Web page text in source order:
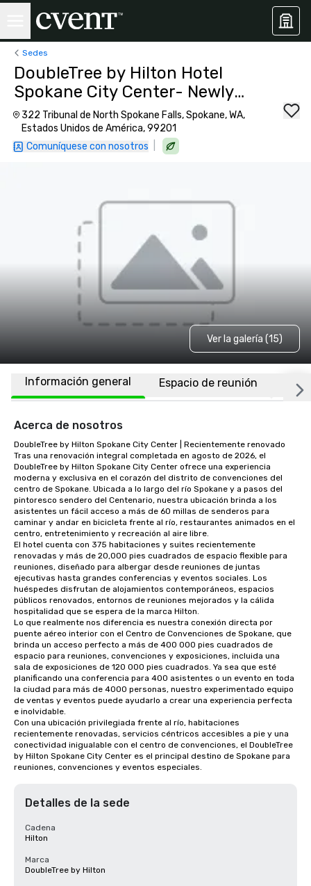
Sedes
DoubleTree by Hilton Hotel
Spokane City Center- Newly
Renovated
322 Tribunal de North Spokane Falls, Spokane, WA,
Estados Unidos de América, 99201
Comuníquese con nosotros
Ver la galería (15)
Información general Espacio de reunión
Acerca de nosotros
DoubleTree by Hilton Spokane City Center | Recientemente renovado
Tras una renovación integral completada en agosto de 2026, el
DoubleTree by Hilton Spokane City Center ofrece una experiencia
moderna y exclusiva en el corazón del distrito de convenciones del
centro de Spokane. Ubicada a lo largo del río Spokane y a pasos del
pintoresco sendero del Centenario, nuestra ubicación brinda a los
asistentes un fácil acceso a más de 60 millas de senderos para
caminar y andar en bicicleta frente al río, restaurantes animados en el
centro, entretenimiento y recreación al aire libre.
El hotel cuenta con 375 habitaciones y suites recientemente
renovadas y más de 20,000 pies cuadrados de espacio flexible para
reuniones, diseñado para albergar desde reuniones de juntas
ejecutivas hasta grandes conferencias y eventos sociales. Los
huéspedes disfrutan de alojamientos contemporáneos, espacios
públicos renovados, entornos de reuniones mejorados y la cálida
hospitalidad que se espera de la marca Hilton.
Lo que realmente nos diferencia es nuestra conexión directa por
puente aéreo interior con el Centro de Convenciones de Spokane, que
brinda un acceso perfecto a más de 400 000 pies cuadrados de
espacio para reuniones, convenciones y exposiciones, incluida una
sala de exposiciones de 120 000 pies cuadrados. Ya sea que esté
planificando una conferencia para 400 asistentes o un evento en toda
la ciudad para más de 4000 personas, nuestro experimentado equipo
de ventas y eventos puede ayudarlo a crear una experiencia perfecta
e inolvidable.
Con una ubicación privilegiada frente al río, habitaciones
recientemente renovadas, servicios céntricos accesibles a pie y una
conectividad inigualable con el centro de convenciones, el DoubleTree
by Hilton Spokane City Center es el principal destino de Spokane para
reuniones, convenciones y eventos especiales.
Detalles de la sede
Cadena
Hilton
Marca
DoubleTree by Hilton